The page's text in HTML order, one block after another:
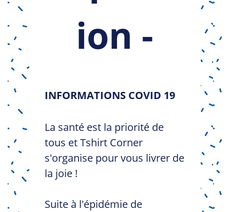
ion -
INFORMATIONS COVID 19
La santé est la priorité de
tous et Tshirt Corner
s'organise pour vous livrer de
la joie !
Suite à l'épidémie de